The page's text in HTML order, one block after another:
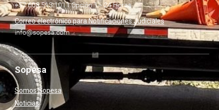
+57 608 513 1011 Opción 1– 24 Horas
Correo electrónico para Notificaciones Judiciales
info@sopesa.com
Sopesa
Somos Sopesa
Noticias